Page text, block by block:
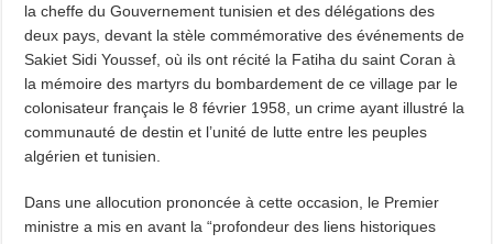
la cheffe du Gouvernement tunisien et des délégations des
deux pays, devant la stèle commémorative des événements de
Sakiet Sidi Youssef, où ils ont récité la Fatiha du saint Coran à
la mémoire des martyrs du bombardement de ce village par le
colonisateur français le 8 février 1958, un crime ayant illustré la
communauté de destin et l’unité de lutte entre les peuples
algérien et tunisien.
Dans une allocution prononcée à cette occasion, le Premier
ministre a mis en avant la “profondeur des liens historiques